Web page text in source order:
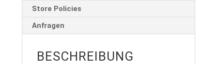
Store Policies
Anfragen
BESCHREIBUNG